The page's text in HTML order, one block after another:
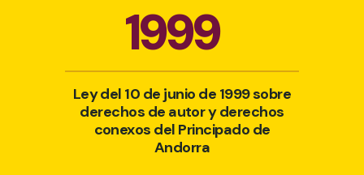
1999
Ley del 10 de junio de 1999 sobre
derechos de autor y derechos
conexos del Principado de
Andorra